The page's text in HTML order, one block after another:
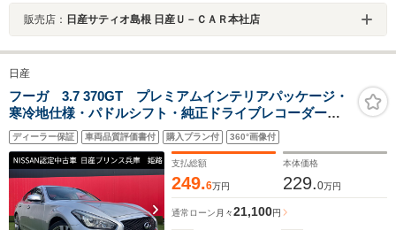
販売店： 日産サティオ島根 日産Ｕ－ＣＡＲ本社店
日産
フーガ 3.7 370GT プレミアムインテリアパッケージ・
寒冷地仕様・パドルシフト・純正ドライブレコーダー前
後・本革シート・エアシート
ディーラー保証 車両品質評価書付 購入プラン付 360°画像付
支払総額
249.6万円
本体価格
229.0万円
通常ローン 月々21,100円